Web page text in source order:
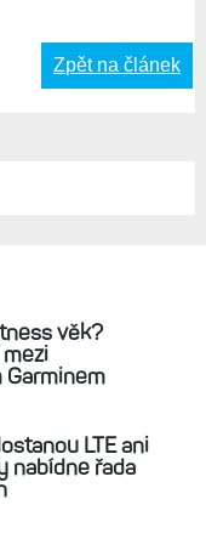
zdravotním
Zpět na článek